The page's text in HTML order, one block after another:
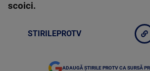
scoici.
STIRILEPROTV
ADAUGĂ ȘTIRILE PROTV CA SURSĂ